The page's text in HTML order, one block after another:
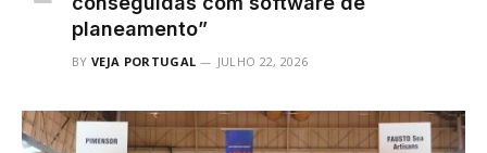
planeamento”
BY VEJA PORTUGAL JULHO 22, 2026